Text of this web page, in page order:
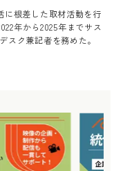
に根差した取材活動を行
年から2025年までサス
スク兼記者を務めた。